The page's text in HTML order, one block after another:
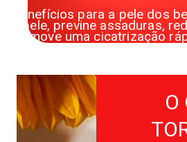
benefícios para a pele dos
a pele, previne assaduras,
promove uma cicatrização
O